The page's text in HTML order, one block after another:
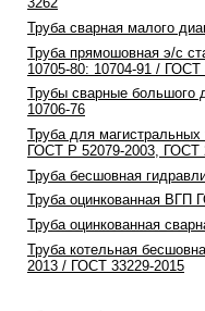
Труба сварная малого
Труба прямошовная э/с
10705-80: 10704-91 / ГОСТ
Трубы сварные большого
10706-76
Труба для магистральных
ГОСТ Р 52079-2003, ГОСТ
Труба бесшовная
Труба оцинкованная ВГП
Труба оцинкованная
Труба котельная
2013 / ГОСТ 33229-2015